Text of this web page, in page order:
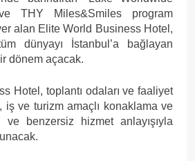
THY Miles&Smiles program
alan Elite World Business Hotel,
dünyayı İstanbul’a bağlayan
dönem açacak.
Hotel, toplantı odaları ve faaliyet
iş ve turizm amaçlı konaklama ve
ve benzersiz hizmet anlayışıyla